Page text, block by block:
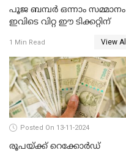
പൂജ ബമ്പർ ഒന്നാം സമ്മാനം
ഇവിടെ വിറ്റ ഈ ടിക്കറ്റിന്
1 Min Read View All
Posted On 13-11-2024
രൂപയ്ക്ക് റെക്കോർഡ്